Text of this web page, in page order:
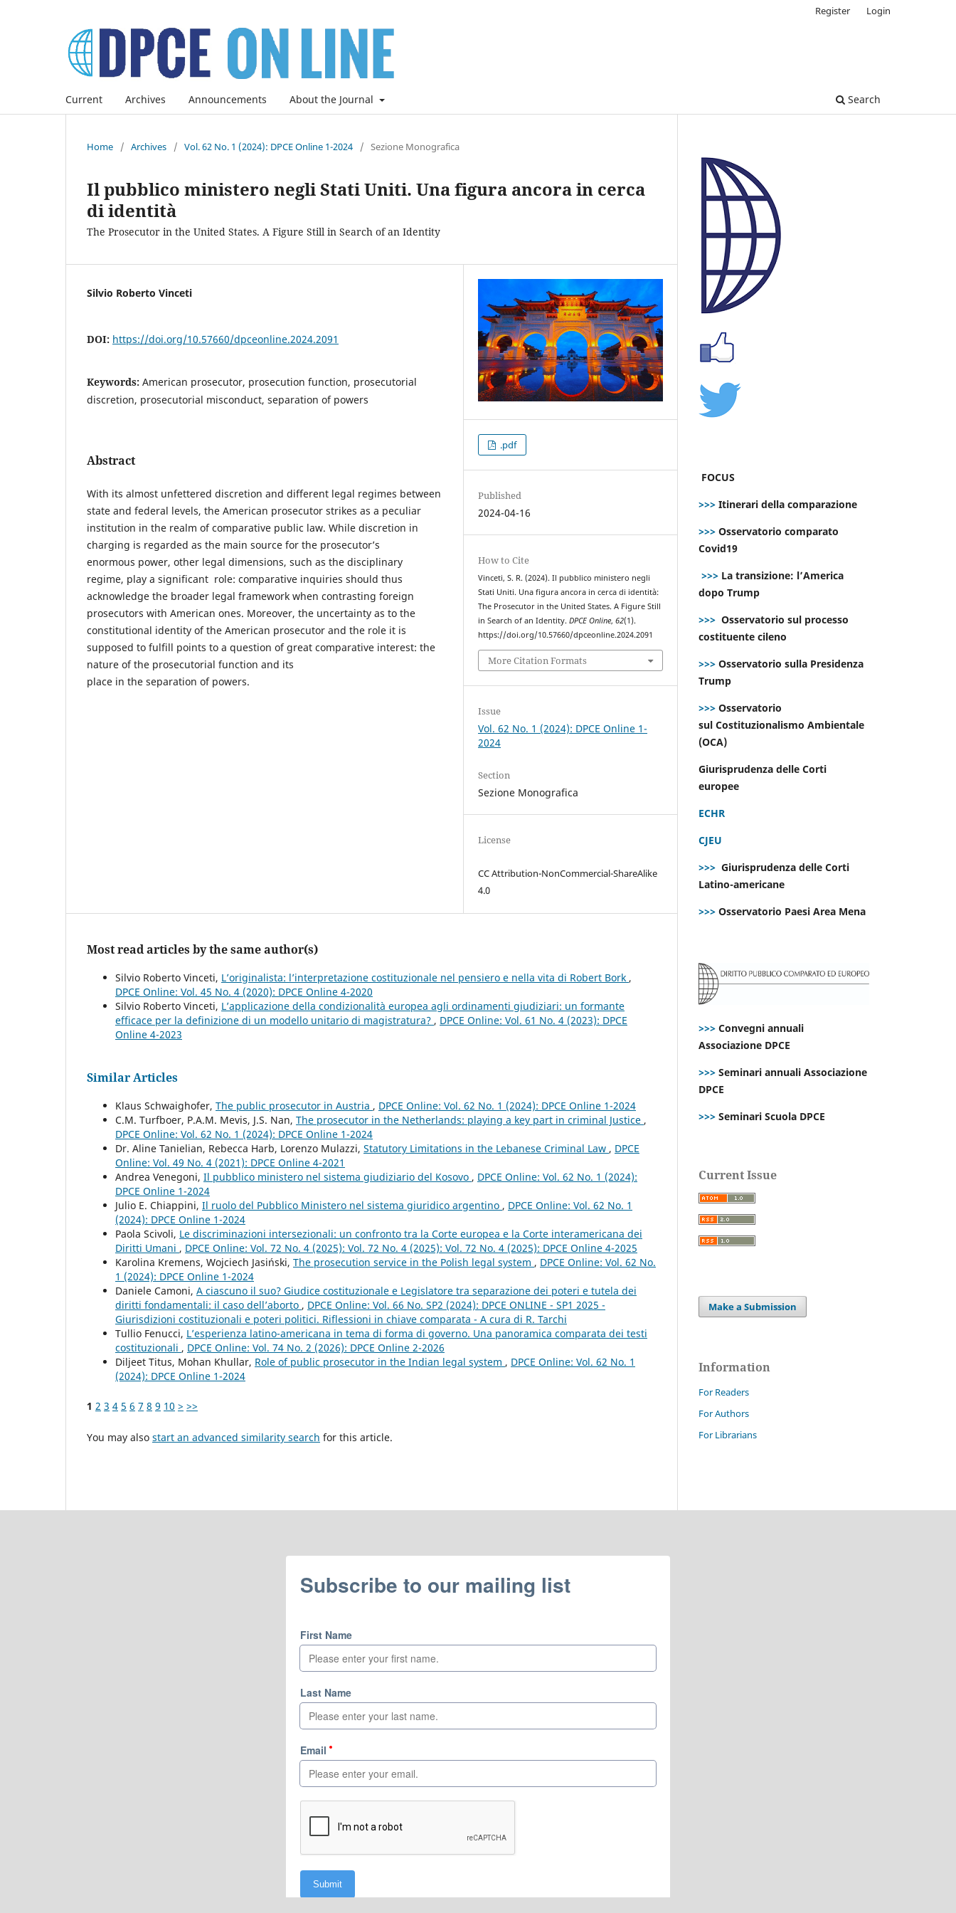
Current Archives Announcements About the Journal Search
Register Login
Home / Archives / Vol. 62 No. 1 (2024): DPCE Online 1-2024 / Sezione Monografica
Il pubblico ministero negli Stati Uniti. Una figura ancora in cerca
di identità
The Prosecutor in the United States. A Figure Still in Search of an Identity
Silvio Roberto Vinceti
DOI: https://doi.org/10.57660/dpceonline.2024.2091
Keywords: American prosecutor, prosecution function, prosecutorial
discretion, prosecutorial misconduct, separation of powers
Abstract
With its almost unfettered discretion and different legal regimes between
state and federal levels, the American prosecutor strikes as a peculiar
institution in the realm of comparative public law. While discretion in
charging is regarded as the main source for the prosecutor’s
enormous power, other legal dimensions, such as the disciplinary
regime, play a significant role: comparative inquiries should thus
acknowledge the broader legal framework when contrasting foreign
prosecutors with American ones. Moreover, the uncertainty as to the
constitutional identity of the American prosecutor and the role it is
supposed to fulfill points to a question of great comparative interest: the
nature of the prosecutorial function and its
place in the separation of powers.
.pdf
Published
2024-04-16
How to Cite
Vinceti, S. R. (2024). Il pubblico ministero negli
Stati Uniti. Una figura ancora in cerca di identità:
The Prosecutor in the United States. A Figure Still
in Search of an Identity.DPCE Online,62(1).
https://doi.org/10.57660/dpceonline.2024.2091
More Citation Formats
Issue
Vol. 62 No. 1 (2024): DPCE Online 1-
2024
Section
Sezione Monografica
License
CC Attribution-NonCommercial-ShareAlike
4.0
Most read articles by the same author(s)
Silvio Roberto Vinceti, L’originalista: l’interpretazione costituzionale nel pensiero e nella vita di Robert Bork ,
DPCE Online: Vol. 45 No. 4 (2020): DPCE Online 4-2020
Silvio Roberto Vinceti, L’applicazione della condizionalità europea agli ordinamenti giudiziari: un formante
efficace per la definizione di un modello unitario di magistratura? , DPCE Online: Vol. 61 No. 4 (2023): DPCE
Online 4-2023
Similar Articles
Klaus Schwaighofer, The public prosecutor in Austria , DPCE Online: Vol. 62 No. 1 (2024): DPCE Online 1-2024
C.M. Turfboer, P.A.M. Mevis, J.S. Nan, The prosecutor in the Netherlands: playing a key part in criminal Justice ,
DPCE Online: Vol. 62 No. 1 (2024): DPCE Online 1-2024
Dr. Aline Tanielian, Rebecca Harb, Lorenzo Mulazzi, Statutory Limitations in the Lebanese Criminal Law , DPCE
Online: Vol. 49 No. 4 (2021): DPCE Online 4-2021
Andrea Venegoni, Il pubblico ministero nel sistema giudiziario del Kosovo , DPCE Online: Vol. 62 No. 1 (2024):
DPCE Online 1-2024
Julio E. Chiappini, Il ruolo del Pubblico Ministero nel sistema giuridico argentino , DPCE Online: Vol. 62 No. 1
(2024): DPCE Online 1-2024
Paola Scivoli, Le discriminazioni intersezionali: un confronto tra la Corte europea e la Corte interamericana dei
Diritti Umani , DPCE Online: Vol. 72 No. 4 (2025): Vol. 72 No. 4 (2025): Vol. 72 No. 4 (2025): DPCE Online 4-2025
Karolina Kremens, Wojciech Jasiński, The prosecution service in the Polish legal system , DPCE Online: Vol. 62 No.
1 (2024): DPCE Online 1-2024
Daniele Camoni, A ciascuno il suo? Giudice costituzionale e Legislatore tra separazione dei poteri e tutela dei
diritti fondamentali: il caso dell’aborto , DPCE Online: Vol. 66 No. SP2 (2024): DPCE ONLINE - SP1 2025 -
Giurisdizioni costituzionali e poteri politici. Riflessioni in chiave comparata - A cura di R. Tarchi
Tullio Fenucci, L’esperienza latino-americana in tema di forma di governo. Una panoramica comparata dei testi
costituzionali , DPCE Online: Vol. 74 No. 2 (2026): DPCE Online 2-2026
Diljeet Titus, Mohan Khullar, Role of public prosecutor in the Indian legal system , DPCE Online: Vol. 62 No. 1
(2024): DPCE Online 1-2024
1 2 3 4 5 6 7 8 9 10 > >>
You may also start an advanced similarity search for this article.
FOCUS
>>> Itinerari della comparazione
>>> Osservatorio comparato
Covid19
>>> La transizione: l’America
dopo Trump
>>> Osservatorio sul processo
costituente cileno
>>> Osservatorio sulla Presidenza
Trump
>>> Osservatorio
sul Costituzionalismo Ambientale
(OCA)
Giurisprudenza delle Corti
europee
ECHR
CJEU
>>> Giurisprudenza delle Corti
Latino-americane
>>> Osservatorio Paesi Area Mena
>>> Convegni annuali
Associazione DPCE
>>> Seminari annuali Associazione
DPCE
>>> Seminari Scuola DPCE
Current Issue
Make a Submission
Information
For Readers
For Authors
For Librarians